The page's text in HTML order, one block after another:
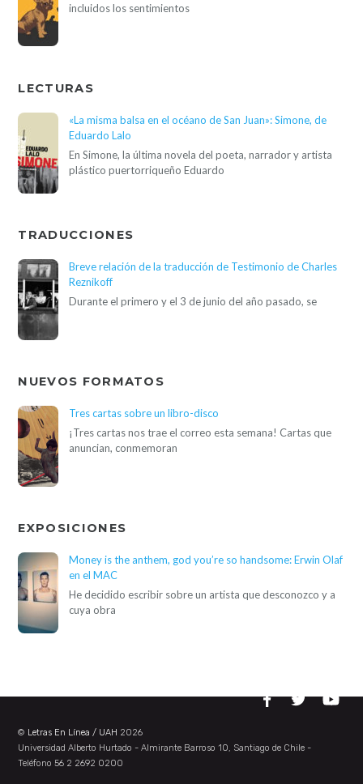
incluidos los sentimientos
LECTURAS
«La misma balsa en el océano de San Juan»: Simone, de
Eduardo Lalo
En Simone, la última novela del poeta, narrador y artista
plástico puertorriqueño Eduardo
TRADUCCIONES
Breve relación de la traducción de Testimonio de Charles
Reznikoff
Durante el primero y el 3 de junio del año pasado, se
NUEVOS FORMATOS
Tres cartas sobre un libro-disco
¡Tres cartas nos trae el correo esta semana! Cartas que
anuncian, conmemoran
EXPOSICIONES
Money is the anthem, god you’re so handsome: Erwin Olaf
en el MAC
He decidido escribir sobre un artista que desconozco y a
cuya obra
© Letras En Línea / UAH 2026
Universidad Alberto Hurtado - Almirante Barroso 10, Santiago de Chile -
Teléfono 56 2 2692 0200